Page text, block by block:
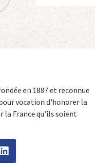
en 1887 et reconnue
vocation d'honorer la
France qu’ils soient